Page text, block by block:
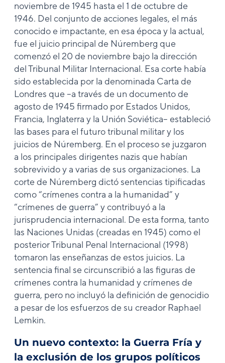
noviembre de 1945 hasta el 1 de octubre de
1946. Del conjunto de acciones legales, el más
conocido e impactante, en esa época y la actual,
fue el juicio principal de Núremberg que
comenzó el 20 de noviembre bajo la dirección
del Tribunal Militar Internacional. Esa corte había
sido establecida por la denominada Carta de
Londres que –a través de un documento de
agosto de 1945 firmado por Estados Unidos,
Francia, Inglaterra y la Unión Soviética– estableció
las bases para el futuro tribunal militar y los
juicios de Núremberg. En el proceso se juzgaron
a los principales dirigentes nazis que habían
sobrevivido y a varias de sus organizaciones. La
corte de Núremberg dictó sentencias tipificadas
como “crímenes contra a la humanidad” y
“crímenes de guerra” y contribuyó a la
jurisprudencia internacional. De esta forma, tanto
las Naciones Unidas (creadas en 1945) como el
posterior Tribunal Penal Internacional (1998)
tomaron las enseñanzas de estos juicios. La
sentencia final se circunscribió a las figuras de
crímenes contra la humanidad y crímenes de
guerra, pero no incluyó la definición de genocidio
a pesar de los esfuerzos de su creador Raphael
Lemkin.
Un nuevo contexto: la Guerra Fría y
la exclusión de los grupos políticos